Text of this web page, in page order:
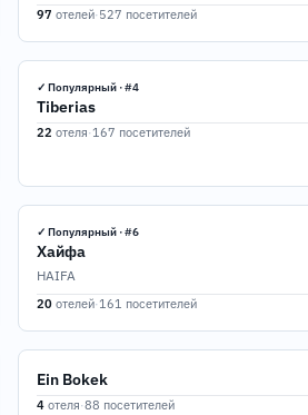
97 отелей·527 посетителей
✓ Популярный · #4
Tiberias
22 отеля·167 посетителей
✓ Популярный · #6
Хайфа
HAIFA
20 отелей·161 посетителей
Ein Bokek
4 отеля·88 посетителей